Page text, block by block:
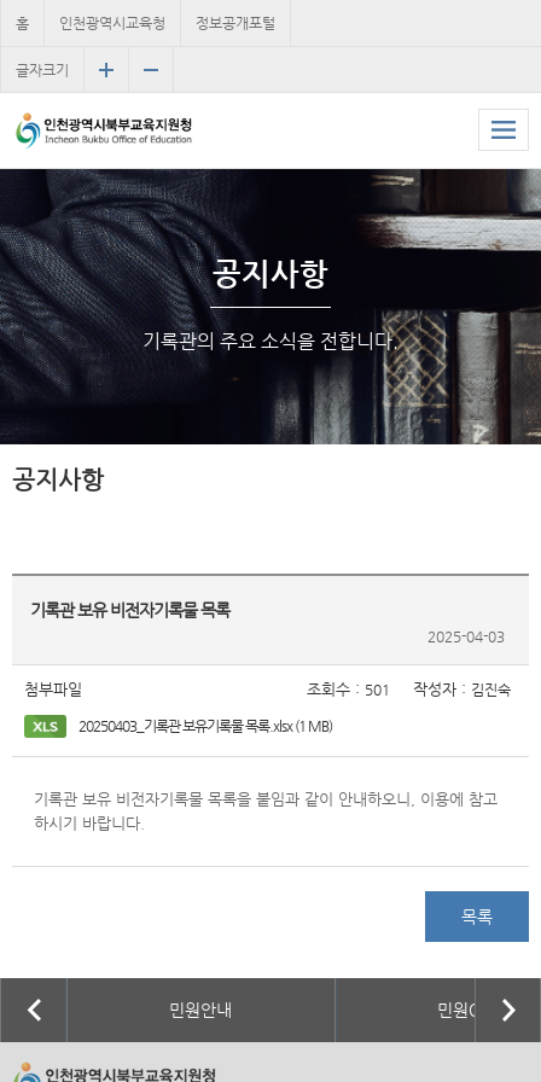
홈 인천광역시교육청 정보공개포털
글자크기
공지사항
기록관의 주요 소식을 전합니다.
공지사항
기록관 보유 비전자기록물 목록
2025-04-03
첨부파일
20250403_기록관 보유기록물 목록.xlsx (1 MB)
조회수 : 501 작성자 : 김진숙
기록관 보유 비전자기록물 목록을 붙임과 같이 안내하오니, 이용에 참고
하시기 바랍니다.
목록
민원안내 민원Q&A